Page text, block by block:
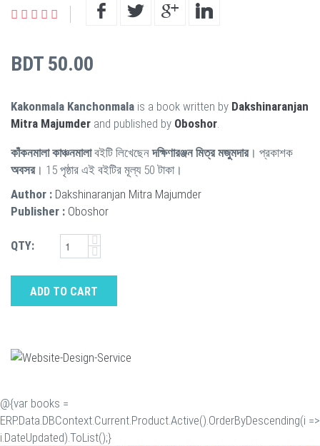
BDT 50.00
Kakonmala Kanchonmala is a book written by Dakshinaranjan
Mitra Majumder and published by Oboshor
কাঁকনমালা কাঞ্চনমালাবইটি লিখেছেনদক্ষিণারঞ্জন মিত্র মজুমদার। প্রকাশক
অবসর। 15 পৃষ্ঠার এই বইটির মূল্য 50 টাকা।
Author : Dakshinaranjan Mitra Majumder
Publisher : Oboshor
QTY:
ADD TO CART
@{var books =
ERP.Data.DBContext.Current.Product.Active().OrderByDescending(i =>
i.DateUpdated).ToList();}